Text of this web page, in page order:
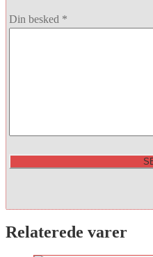
Din besked *
Relaterede varer